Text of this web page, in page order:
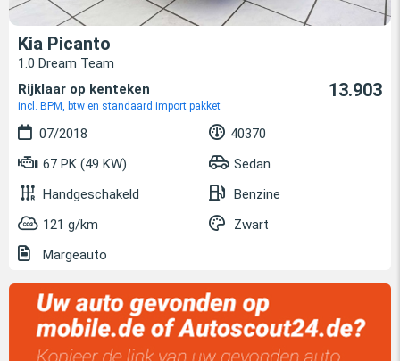
Kia Picanto
1.0 Dream Team
Rijklaar op kenteken
incl. BPM, btw en standaard import pakket
13.903
07/2018
40370
67 PK (49 KW)
Sedan
Handgeschakeld
Benzine
121 g/km
Zwart
Margeauto